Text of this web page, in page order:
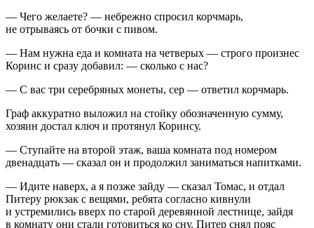
— Чего желаете? — небрежно спросил корчмарь,
не отрываясь от бочки с пивом.
— Нам нужна еда и комната на четверых — строго произнес
Коринс и сразу добавил: — сколько с нас?
— С вас три серебряных монеты, сер — ответил корчмарь.
Граф аккуратно выложил на стойку обозначенную сумму,
хозяин достал ключ и протянул Коринсу.
— Ступайте на второй этаж, ваша комната под номером
двенадцать — сказал он и продолжил заниматься напитками.
— Идите наверх, а я позже зайду — сказал Томас, и отдал
Питеру рюкзак с вещями, ребята согласно кивнули
и устремились вверх по старой деревянной лестнице, зайдя
в комнату они стали готовиться ко сну. Питер снял пояс